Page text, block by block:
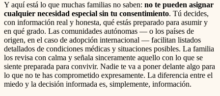
Y aquí está lo que muchas familias no saben: no te pueden asignar
cualquier necesidad especial sin tu consentimiento. Tú decides,
con información real y honesta, qué estás preparado para asumir y
en qué grado. Las comunidades autónomas — o los países de
origen, en el caso de adopción internacional — facilitan listados
detallados de condiciones médicas y situaciones posibles. La familia
los revisa con calma y señala sinceramente aquello con lo que se
siente preparada para convivir. Nadie te va a poner delante algo para
lo que no te has comprometido expresamente. La diferencia entre el
miedo y la decisión informada es, simplemente, información.